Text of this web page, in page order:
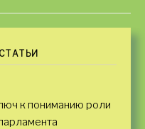
к пониманию роли